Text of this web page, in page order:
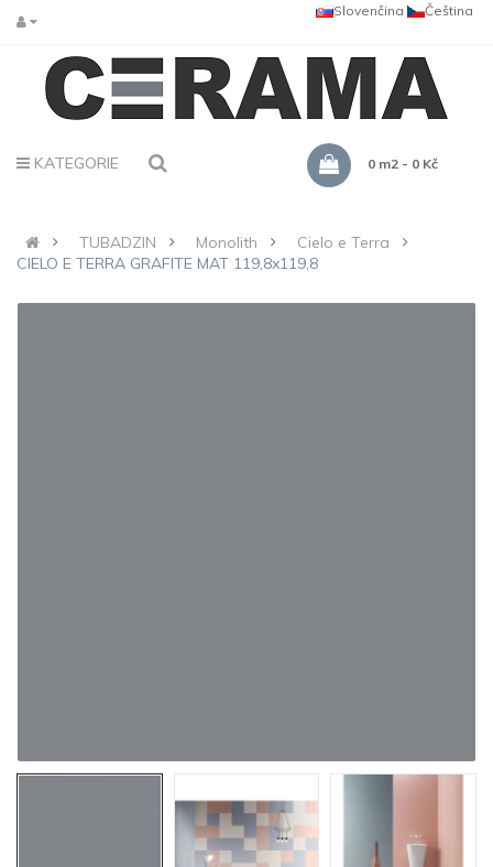
Čeština
Slovenčina
KATEGORIE 0 m2 - 0 Kč
TUBADZIN Monolith
Cielo e Terra
CIELO E TERRA GRAFITE MAT 119,8x119,8